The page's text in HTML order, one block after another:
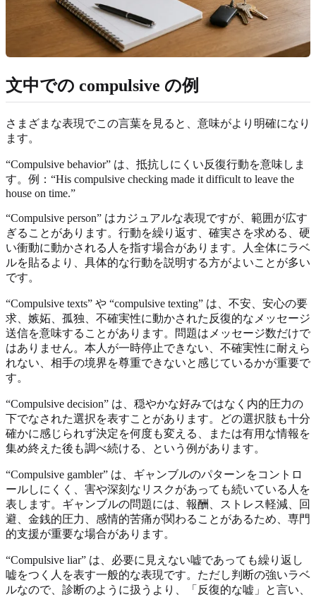
文中での compulsive の例
さまざまな表現でこの言葉を見ると、意味がより明確になり
ます。
“Compulsive behavior” は、抵抗しにくい反復行動を意味しま
す。例：“His compulsive checking made it difficult to leave the
house on time.”
“Compulsive person” はカジュアルな表現ですが、範囲が広す
ぎることがあります。行動を繰り返す、確実さを求める、硬
い衝動に動かされる人を指す場合があります。人全体にラベ
ルを貼るより、具体的な行動を説明する方がよいことが多い
です。
“Compulsive texts” や “compulsive texting” は、不安、安心の要
求、嫉妬、孤独、不確実性に動かされた反復的なメッセージ
送信を意味することがあります。問題はメッセージ数だけで
はありません。本人が一時停止できない、不確実性に耐えら
れない、相手の境界を尊重できないと感じているかが重要で
す。
“Compulsive decision” は、穏やかな好みではなく内的圧力の
下でなされた選択を表すことがあります。どの選択肢も十分
確かに感じられず決定を何度も変える、または有用な情報を
集め終えた後も調べ続ける、という例があります。
“Compulsive gambler” は、ギャンブルのパターンをコントロ
ールしにくく、害や深刻なリスクがあっても続いている人を
表します。ギャンブルの問題には、報酬、ストレス軽減、回
避、金銭的圧力、感情的苦痛が関わることがあるため、専門
的支援が重要な場合があります。
“Compulsive liar” は、必要に見えない嘘であっても繰り返し
嘘をつく人を表す一般的な表現です。ただし判断の強いラベ
ルなので、診断のように扱うより、「反復的な嘘」と言い、